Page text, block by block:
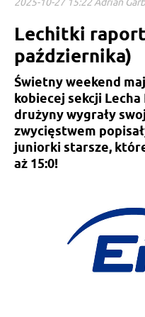
Lechitki
października)
Świetny weekend
kobiecej sekcji
drużyny wygrały
zwycięstwem
juniorki starsze,
aż 15:0!